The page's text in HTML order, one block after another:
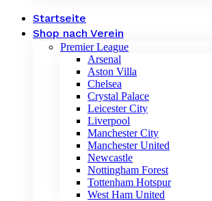
Startseite
Shop nach Verein
Premier League
Arsenal
Aston Villa
Chelsea
Crystal Palace
Leicester City
Liverpool
Manchester City
Manchester United
Newcastle
Nottingham Forest
Tottenham Hotspur
West Ham United